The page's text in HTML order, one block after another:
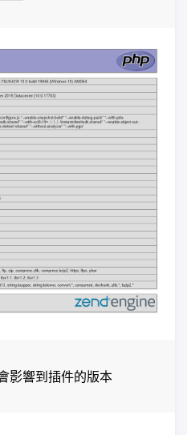
影響到插件的版本